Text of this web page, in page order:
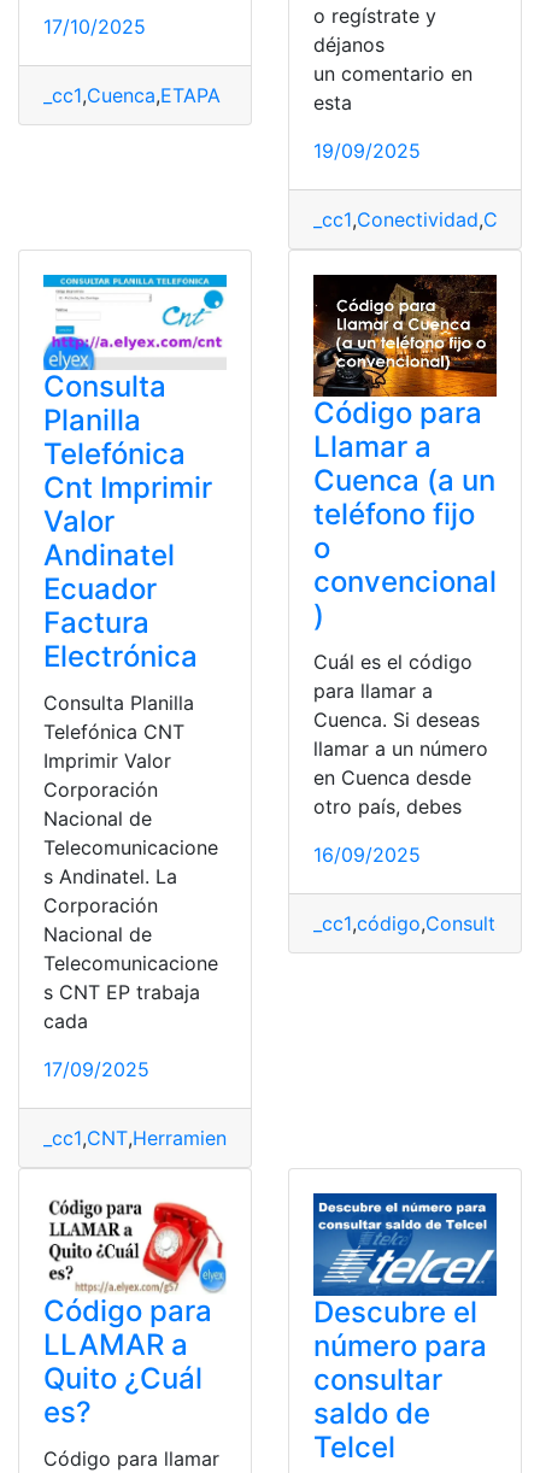
17/10/2025
_cc1,Cuenca,ETAPA EP New York
o regístrate y
déjanos
un comentario en
esta
19/09/2025
_cc1,Conectividad,
Consulta
Planilla
Telefónica
Cnt Imprimir
Valor
Andinatel
Ecuador
Factura
Electrónica
Consulta Planilla
Telefónica CNT
Imprimir Valor
Corporación
Nacional de
Telecomunicacione
s Andinatel. La
Corporación
Nacional de
Telecomunicacione
s CNT EP trabaja
cada
17/09/2025
_cc1,CNT,Herramientas Ecuador
Código para
Llamar a
Cuenca (a un
teléfono fijo
o
convencional
)
Cuál es el código
para llamar a
Cuenca. Si deseas
llamar a un número
en Cuenca desde
otro país, debes
16/09/2025
_cc1,código,Consulta
Código para
LLAMAR a
Quito ¿Cuál
es?
Código para llamar
Descubre el
número para
consultar
saldo de
Telcel